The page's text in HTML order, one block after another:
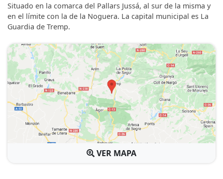
Situado en la comarca del Pallars Jussá, al sur de la misma y
en el límite con la de la Noguera. La capital municipal es La
Guardia de Tremp.
VER MAPA